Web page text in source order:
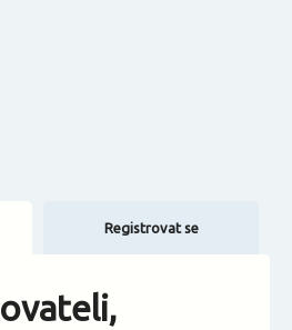
měnu
Registrovat se